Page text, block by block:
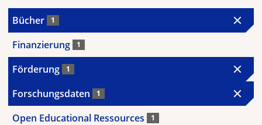
Bücher 1
Finanzierung 1
Förderung 1
Forschungsdaten 1
Open Educational Ressources 1